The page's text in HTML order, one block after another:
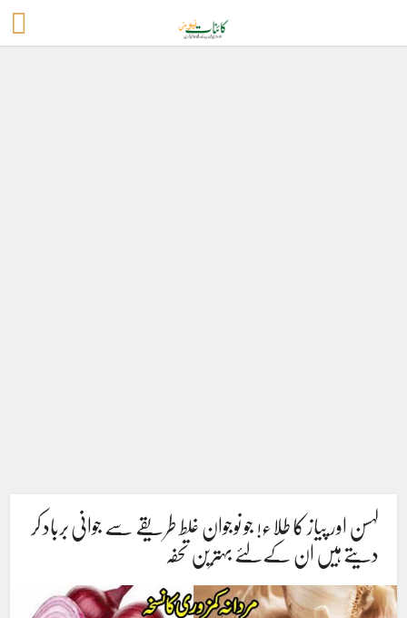
لہسن اور پیاز کا طلاء! جو نوجوان غلط طریقے سے جوانی برباد کر
دیتے ہیں ان کےلئے بہترین تحفہ